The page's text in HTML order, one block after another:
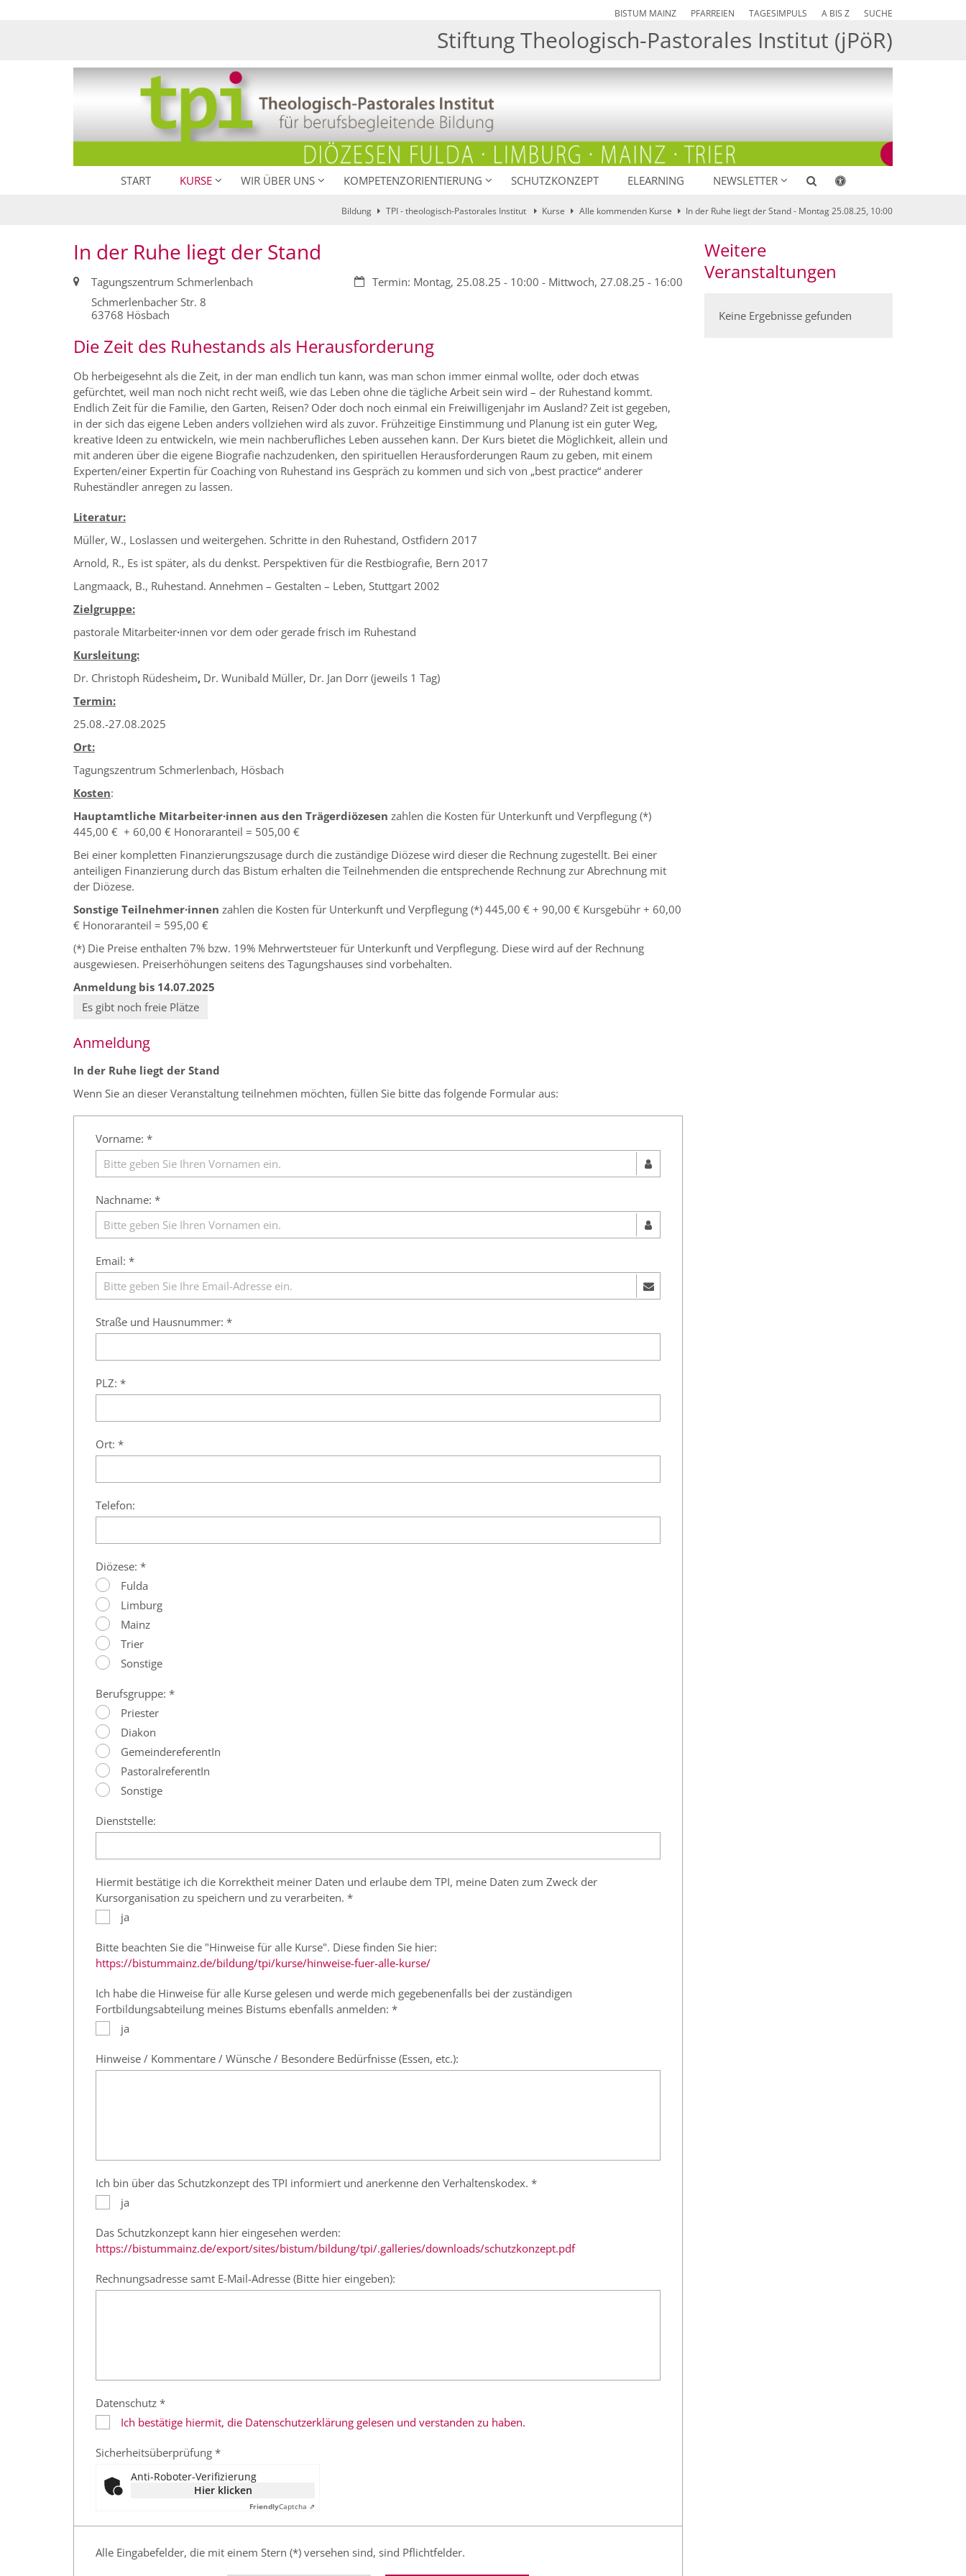
BISTUM MAINZ PFARREIEN TAGESIMPULS A BIS Z SUCHE
Stiftung Theologisch-Pastorales Institut (jPöR)
START KURSE WIR ÜBER UNS KOMPETENZORIENTIERUNG SCHUTZKONZEPT ELEARNING NEWSLETTER
Bildung TPI - theologisch-Pastorales Institut Kurse Alle kommenden Kurse In der Ruhe liegt der Stand - Montag 25.08.25, 10:00
In der Ruhe liegt der Stand
Datum:Termin: Montag, 25.08.25 - 10:00 - Mittwoch, 27.08.25 - 16:00
Ort:Tagungszentrum Schmerlenbach
Schmerlenbacher Str. 8
63768 Hösbach
Die Zeit des Ruhestands als Herausforderung
Ob herbeigesehnt als die Zeit, in der man endlich tun kann, was man schon immer einmal wollte, oder doch etwas
gefürchtet, weil man noch nicht recht weiß, wie das Leben ohne die tägliche Arbeit sein wird – der Ruhestand kommt.
Endlich Zeit für die Familie, den Garten, Reisen? Oder doch noch einmal ein Freiwilligenjahr im Ausland? Zeit ist gegeben,
in der sich das eigene Leben anders vollziehen wird als zuvor. Frühzeitige Einstimmung und Planung ist ein guter Weg,
kreative Ideen zu entwickeln, wie mein nachberufliches Leben aussehen kann. Der Kurs bietet die Möglichkeit, allein und
mit anderen über die eigene Biografie nachzudenken, den spirituellen Herausforderungen Raum zu geben, mit einem
Experten/einer Expertin für Coaching von Ruhestand ins Gespräch zu kommen und sich von „best practice“ anderer
Ruheständler anregen zu lassen.
Literatur:
Müller, W., Loslassen und weitergehen. Schritte in den Ruhestand, Ostfidern 2017
Arnold, R., Es ist später, als du denkst. Perspektiven für die Restbiografie, Bern 2017
Langmaack, B., Ruhestand. Annehmen – Gestalten – Leben, Stuttgart 2002
Zielgruppe:
pastorale Mitarbeiter∙innen vor dem oder gerade frisch im Ruhestand
Kursleitung:
Dr. Christoph Rüdesheim, Dr. Wunibald Müller, Dr. Jan Dorr (jeweils 1 Tag)
Termin:
25.08.-27.08.2025
Ort:
Tagungszentrum Schmerlenbach, Hösbach
Kosten:
Hauptamtliche Mitarbeiter·innen aus den Trägerdiözesen zahlen die Kosten für Unterkunft und Verpflegung (*)
445,00 € + 60,00 € Honoraranteil = 505,00 €
Bei einer kompletten Finanzierungszusage durch die zuständige Diözese wird dieser die Rechnung zugestellt. Bei einer
anteiligen Finanzierung durch das Bistum erhalten die Teilnehmenden die entsprechende Rechnung zur Abrechnung mit
der Diözese.
Sonstige Teilnehmer·innen zahlen die Kosten für Unterkunft und Verpflegung (*) 445,00 € + 90,00 € Kursgebühr + 60,00
€ Honoraranteil = 595,00 €
(*) Die Preise enthalten 7% bzw. 19% Mehrwertsteuer für Unterkunft und Verpflegung. Diese wird auf der Rechnung
ausgewiesen. Preiserhöhungen seitens des Tagungshauses sind vorbehalten.
Anmeldung bis 14.07.2025
Es gibt noch freie Plätze
Anmeldung
In der Ruhe liegt der Stand
Wenn Sie an dieser Veranstaltung teilnehmen möchten, füllen Sie bitte das folgende Formular aus:
Vorname: *
Nachname: *
Email: *
Straße und Hausnummer: *
PLZ: *
Ort: *
Telefon:
Diözese: *
Fulda
Limburg
Mainz
Trier
Sonstige
Berufsgruppe: *
Priester
Diakon
GemeindereferentIn
PastoralreferentIn
Sonstige
Dienststelle:
Hiermit bestätige ich die Korrektheit meiner Daten und erlaube dem TPI, meine Daten zum Zweck der
Kursorganisation zu speichern und zu verarbeiten. *
ja
Bitte beachten Sie die "Hinweise für alle Kurse". Diese finden Sie hier:
https://bistummainz.de/bildung/tpi/kurse/hinweise-fuer-alle-kurse/
Ich habe die Hinweise für alle Kurse gelesen und werde mich gegebenenfalls bei der zuständigen
Fortbildungsabteilung meines Bistums ebenfalls anmelden: *
ja
Hinweise / Kommentare / Wünsche / Besondere Bedürfnisse (Essen, etc.):
Ich bin über das Schutzkonzept des TPI informiert und anerkenne den Verhaltenskodex. *
ja
Das Schutzkonzept kann hier eingesehen werden:
https://bistummainz.de/export/sites/bistum/bildung/tpi/.galleries/downloads/schutzkonzept.pdf
Rechnungsadresse samt E-Mail-Adresse (Bitte hier eingeben):
Datenschutz *
Ich bestätige hiermit, die Datenschutzerklärung gelesen und verstanden zu haben.
Sicherheitsüberprüfung *
Anti-Roboter-Verifizierung
Hier klicken
FriendlyCaptcha ⇗
Alle Eingabefelder, die mit einem Stern (*) versehen sind, sind Pflichtfelder.
Weitere
Veranstaltungen
Keine Ergebnisse gefunden